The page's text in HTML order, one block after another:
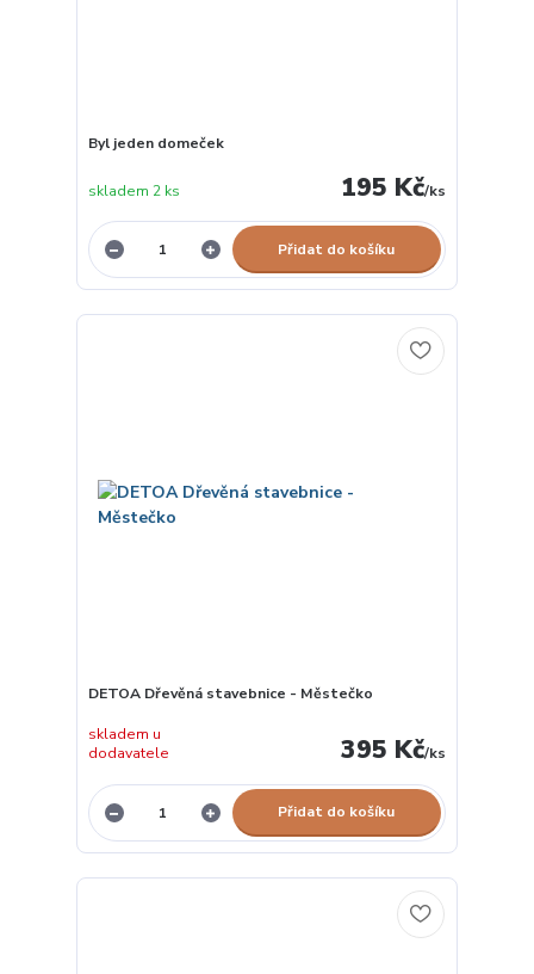
Byl jeden domeček
195 Kč/ks
skladem 2 ks
Přidat do košíku
DETOA Dřevěná stavebnice - Městečko
395 Kč/ks
skladem u
dodavatele
Přidat do košíku